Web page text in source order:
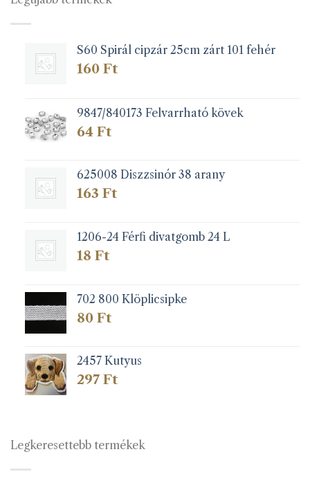
termékoldalon
választhatók
S60 Spirál cipzár 25cm zárt 101 fehér
160 Ft
9847/840173 Felvarrható kövek
64 Ft
625008 Diszzsinór 38 arany
163 Ft
1206-24 Férfi divatgomb 24 L
18 Ft
702 800 Klöplicsipke
80 Ft
2457 Kutyus
297 Ft
Legkeresettebb termékek